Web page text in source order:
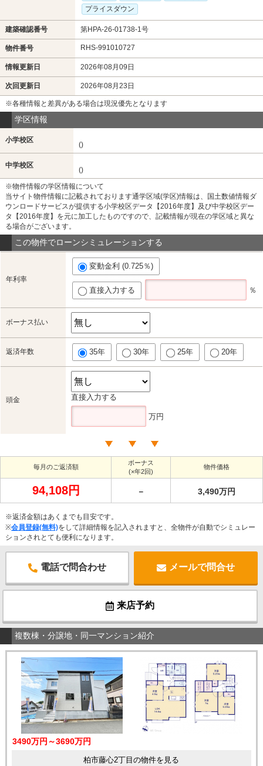
プライスダウン
建築確認番号 第HPA-26-01738-1号
物件番号 RHS-991010727
情報更新日 2026年08月09日
次回更新日 2026年08月23日
※各種情報と差異がある場合は現況優先となります
学区情報
小学校区
()
中学校区
()
※物件情報の学区情報について
当サイト物件情報に記載されております通学区域(学区)情報は、国土数値情報ダ
ウンロードサービスが提供する小学校区データ【2016年度】及び中学校区デー
タ【2016年度】を元に加工したものですので、記載情報が現在の学区域と異な
る場合がございます。
この物件でローンシミュレーションする
年利率
変動金利 (0.725％)
直接入力する ％
ボーナス払い
返済年数 35年 30年 25年 20年
頭金 直接入力する
万円
毎月のご返済額
ボーナス
(×年2回)
物件価格
94,108円 － 3,490万円
※返済金額はあくまでも目安です。
※会員登録(無料)をして詳細情報を記入されますと、全物件が自動でシミュレー
ションされとても便利になります。
電話で問合わせ メールで問合せ
来店予約
複数棟・分譲地・同一マンション紹介
3490万円～3690万円
柏市藤心2丁目の物件を見る